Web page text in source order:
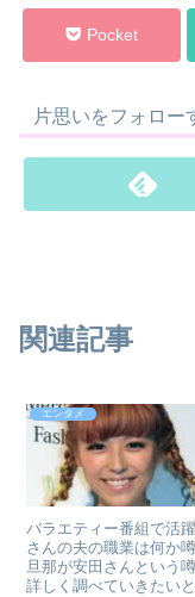
Pocket
片思いをフォロー
関連記事
エンタメ
バラエティー番組で活
さんの夫の職業は何か
旦那が安田さんという
詳しく調べていきたい